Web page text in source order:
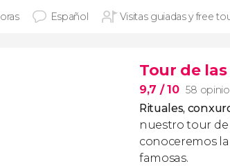
Español Visitas guiadas y free
Tour de
9,7 / 10 58
Rituales,
nuestro tour de
conoceremos
famosas.